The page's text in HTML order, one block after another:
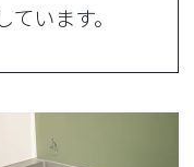
います。